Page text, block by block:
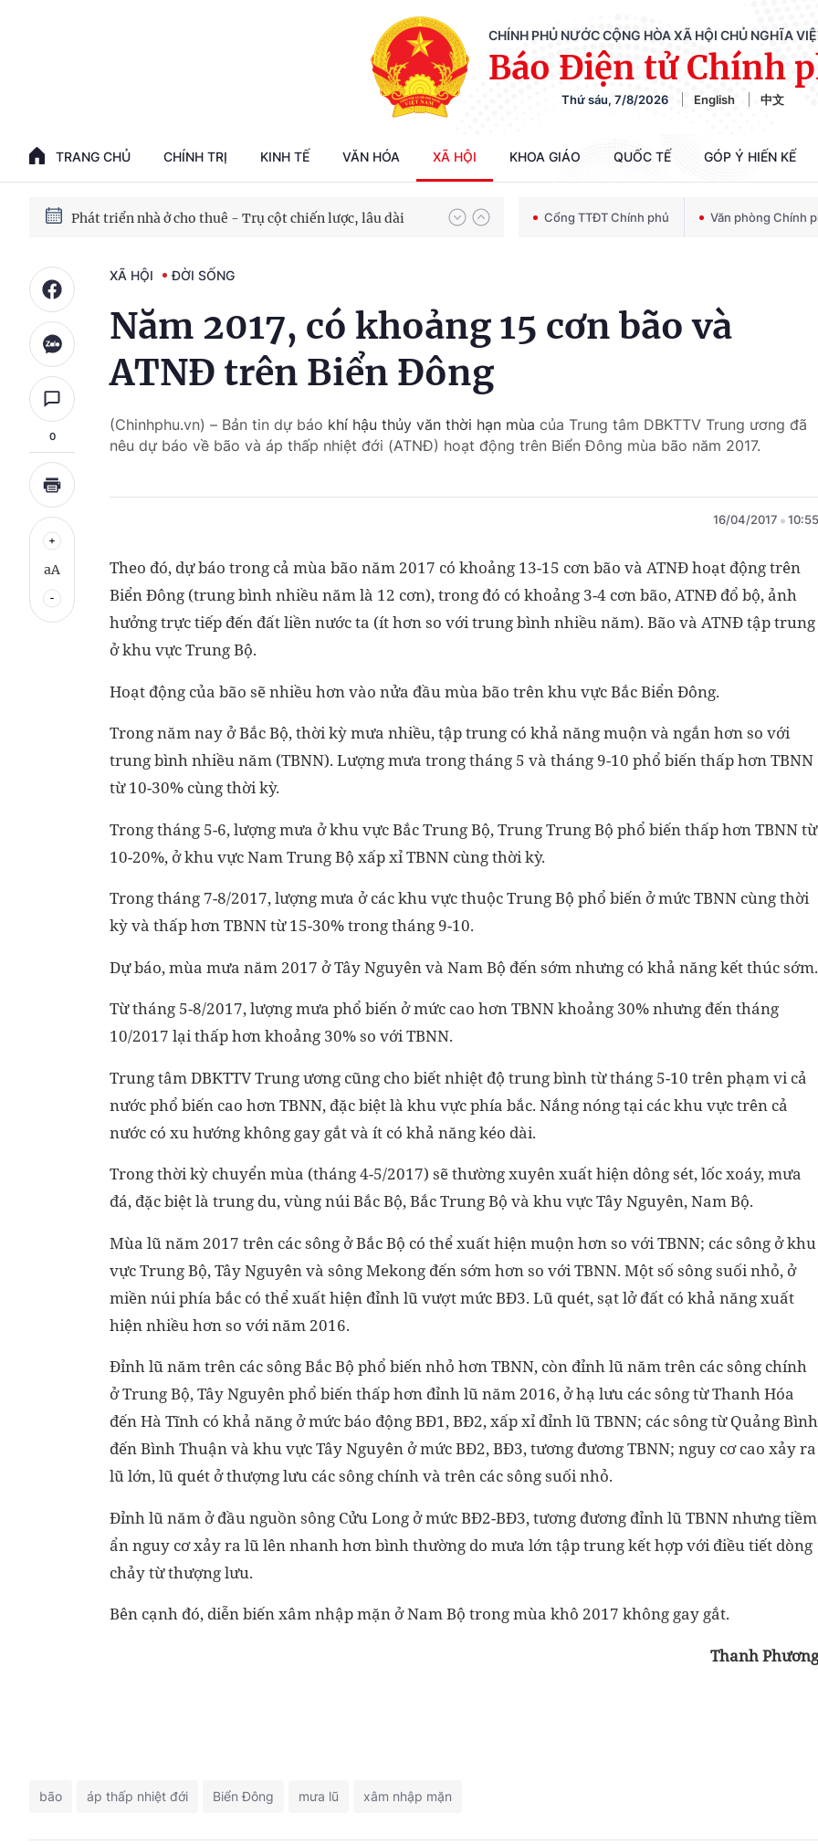
CHÍNH PHỦ NƯỚC CỘNG HÒA XÃ HỘI CHỦ NGHĨA
Báo Điện tử Chính
Thứ sáu, 7/8/2026 English 中文
TRANG CHỦ CHÍNH TRỊ KINH TẾ VĂN HÓA XÃ HỘI KHOA GIÁO QUỐC TẾ GÓP Ý HIẾN KẾ
Phát triển kinh tế nhà nước trong kỷ nguyên mới
Chiến dịch 500 ngày đêm tìm kiếm, quy tập và xác định danh tính hài cốt liệt sĩ
Bảo vệ nền tảng tư tưởng của Đảng trong kỷ nguyên phát triển mới
Phát triển nhà ở cho thuê - Trụ cột chiến lược, lâu dài Cổng TTĐT Chính phủ Văn phòng Chính
0
aA
XÃ HỘI ĐỜI SỐNG
Năm 2017, có khoảng 15 cơn bão và
ATNĐ trên Biển Đông
(Chinhphu.vn) – Bản tin dự báo khí hậu thủy văn thời hạn mùa của Trung tâm DBKTTV Trung ương đã
nêu dự báo về bão và áp thấp nhiệt đới (ATNĐ) hoạt động trên Biển Đông mùa bão năm 2017.
16/04/2017 10:55
Theo đó, dự báo trong cả mùa bão năm 2017 có khoảng 13-15 cơn bão và ATNĐ hoạt động trên
Biển Đông (trung bình nhiều năm là 12 cơn), trong đó có khoảng 3-4 cơn bão, ATNĐ đổ bộ, ảnh
hưởng trực tiếp đến đất liền nước ta (ít hơn so với trung bình nhiều năm). Bão và ATNĐ tập trung
ở khu vực Trung Bộ.
Hoạt động của bão sẽ nhiều hơn vào nửa đầu mùa bão trên khu vực Bắc Biển Đông.
Trong năm nay ở Bắc Bộ, thời kỳ mưa nhiều, tập trung có khả năng muộn và ngắn hơn so với
trung bình nhiều năm (TBNN). Lượng mưa trong tháng 5 và tháng 9-10 phổ biến thấp hơn TBNN
từ 10-30% cùng thời kỳ.
Trong tháng 5-6, lượng mưa ở khu vực Bắc Trung Bộ, Trung Trung Bộ phổ biến thấp hơn TBNN từ
10-20%, ở khu vực Nam Trung Bộ xấp xỉ TBNN cùng thời kỳ.
Trong tháng 7-8/2017, lượng mưa ở các khu vực thuộc Trung Bộ phổ biến ở mức TBNN cùng thời
kỳ và thấp hơn TBNN từ 15-30% trong tháng 9-10.
Dự báo, mùa mưa năm 2017 ở Tây Nguyên và Nam Bộ đến sớm nhưng có khả năng kết thúc sớm.
Từ tháng 5-8/2017, lượng mưa phổ biến ở mức cao hơn TBNN khoảng 30% nhưng đến tháng
10/2017 lại thấp hơn khoảng 30% so với TBNN.
Trung tâm DBKTTV Trung ương cũng cho biết nhiệt độ trung bình từ tháng 5-10 trên phạm vi cả
nước phổ biến cao hơn TBNN, đặc biệt là khu vực phía bắc. Nắng nóng tại các khu vực trên cả
nước có xu hướng không gay gắt và ít có khả năng kéo dài.
Trong thời kỳ chuyển mùa (tháng 4-5/2017) sẽ thường xuyên xuất hiện dông sét, lốc xoáy, mưa
đá, đặc biệt là trung du, vùng núi Bắc Bộ, Bắc Trung Bộ và khu vực Tây Nguyên, Nam Bộ.
Mùa lũ năm 2017 trên các sông ở Bắc Bộ có thể xuất hiện muộn hơn so với TBNN; các sông ở khu
vực Trung Bộ, Tây Nguyên và sông Mekong đến sớm hơn so với TBNN. Một số sông suối nhỏ, ở
miền núi phía bắc có thể xuất hiện đỉnh lũ vượt mức BĐ3. Lũ quét, sạt lở đất có khả năng xuất
hiện nhiều hơn so với năm 2016.
Đỉnh lũ năm trên các sông Bắc Bộ phổ biến nhỏ hơn TBNN, còn đỉnh lũ năm trên các sông chính
ở Trung Bộ, Tây Nguyên phổ biến thấp hơn đỉnh lũ năm 2016, ở hạ lưu các sông từ Thanh Hóa
đến Hà Tĩnh có khả năng ở mức báo động BĐ1, BĐ2, xấp xỉ đỉnh lũ TBNN; các sông từ Quảng Bình
đến Bình Thuận và khu vực Tây Nguyên ở mức BĐ2, BĐ3, tương đương TBNN; nguy cơ cao xảy ra
lũ lớn, lũ quét ở thượng lưu các sông chính và trên các sông suối nhỏ.
Đỉnh lũ năm ở đầu nguồn sông Cửu Long ở mức BĐ2-BĐ3, tương đương đỉnh lũ TBNN nhưng tiềm
ẩn nguy cơ xảy ra lũ lên nhanh hơn bình thường do mưa lớn tập trung kết hợp với điều tiết dòng
chảy từ thượng lưu.
Bên cạnh đó, diễn biến xâm nhập mặn ở Nam Bộ trong mùa khô 2017 không gay gắt.
Thanh Phương
bão áp thấp nhiệt đới Biển Đông mưa lũ xâm nhập mặn